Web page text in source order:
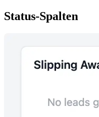
Status-Spalten